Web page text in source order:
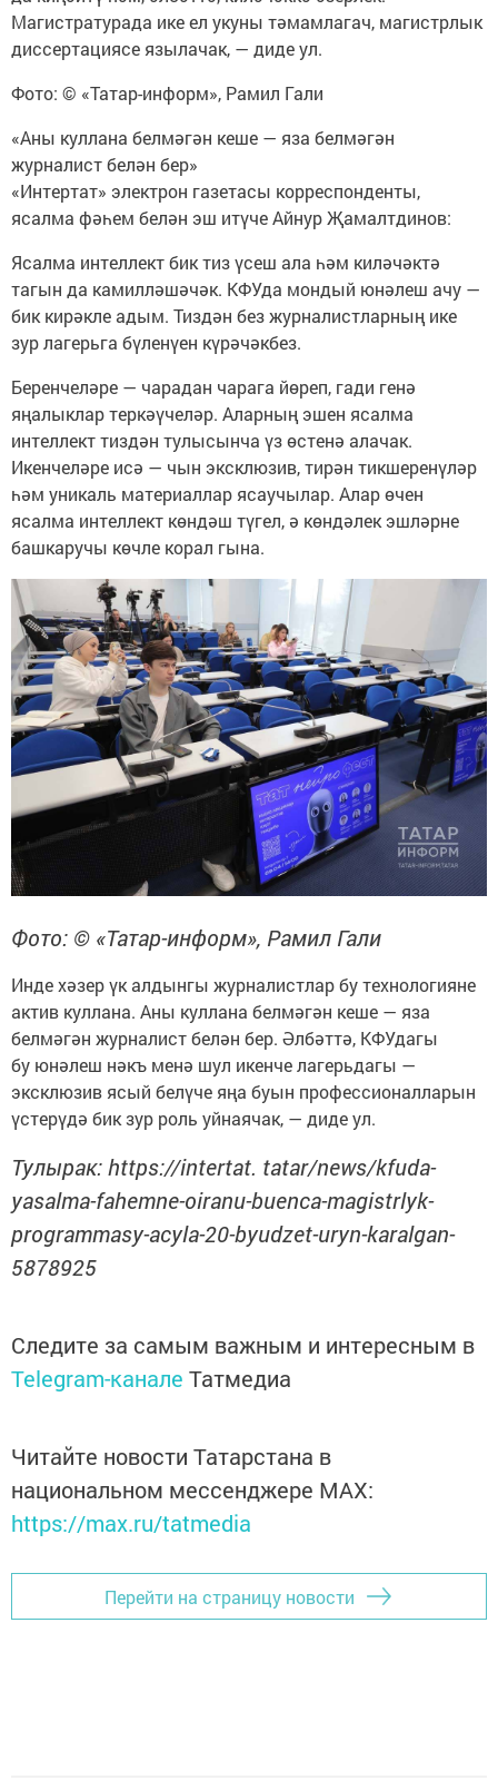
Магистратурада ике ел укуны тәмамлагач, магистрлык
диссертациясе язылачак, — диде ул.
Фото: © «Татар-информ», Рамил Гали
«Аны куллана белмәгән кеше — яза белмәгән
журналист белән бер»
«Интертат» электрон газетасы корреспонденты,
ясалма фәһем белән эш итүче Айнур Җамалтдинов:
Ясалма интеллект бик тиз үсеш ала һәм киләчәктә
тагын да камилләшәчәк. КФУда мондый юнәлеш ачу —
бик кирәкле адым. Тиздән без журналистларның ике
зур лагерьга бүленүен күрәчәкбез.
Беренчеләре — чарадан чарага йөреп, гади генә
яңалыклар теркәүчеләр. Аларның эшен ясалма
интеллект тиздән тулысынча үз өстенә алачак.
Икенчеләре исә — чын эксклюзив, тирән тикшеренүләр
һәм уникаль материаллар ясаучылар. Алар өчен
ясалма интеллект көндәш түгел, ә көндәлек эшләрне
башкаручы көчле корал гына.
Фото: © «Татар-информ», Рамил Гали
Инде хәзер үк алдынгы журналистлар бу технологияне
актив куллана. Аны куллана белмәгән кеше — яза
белмәгән журналист белән бер. Әлбәттә, КФУдагы
бу юнәлеш нәкъ менә шул икенче лагерьдагы —
эксклюзив ясый белүче яңа буын профессионалларын
үстерүдә бик зур роль уйнаячак, — диде ул.
Тулырак: https://intertat. tatar/news/kfuda-
yasalma-fahemne-oiranu-buenca-magistrlyk-
programmasy-acyla-20-byudzet-uryn-karalgan-
5878925
Следите за самым важным и интересным в
Telegram-канале Татмедиа
Читайте новости Татарстана в
национальном мессенджере MАХ:
https://max.ru/tatmedia
Перейти на страницу новости